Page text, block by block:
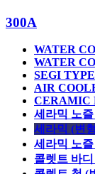
300A
WATER
WATER
SEGI
AIR
CERAMIC
세라믹 노
세라믹 (변
세라믹 노즐
콜렛트 바